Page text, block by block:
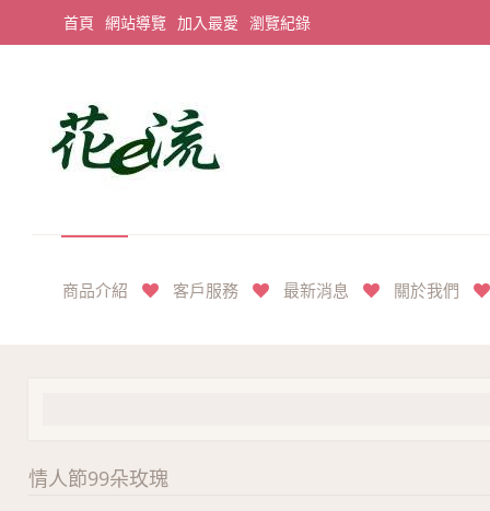
首頁 網站導覽 加入最愛 瀏覽紀錄
商品介紹 客戶服務 最新消息 關於我們
情人節99朵玫瑰